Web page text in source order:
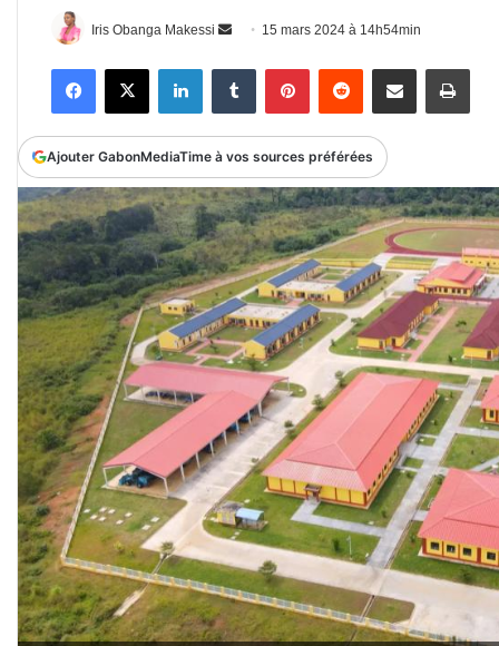
Iris Obanga Makessi
Envoyer
courriel
15 mars 2024 à 14h54min
FacebookX LinkedinTumblr PinterestReddit Partager par email
Ajouter GabonMediaTime à vos sources préférées